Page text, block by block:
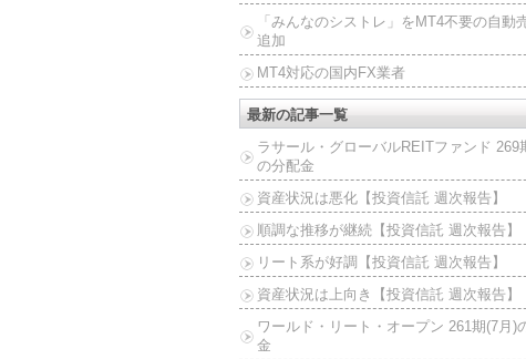
「みんなのシストレ」をMT4不要の自動
追加
MT4対応の国内FX業者
最新の記事一覧
ラサール・グローバルREITファンド 269
の分配金
資産状況は悪化【投資信託 週次報告】
順調な推移が継続【投資信託 週次報告】
リート系が好調【投資信託 週次報告】
資産状況は上向き【投資信託 週次報告】
ワールド・リート・オープン 261期(7月)
金